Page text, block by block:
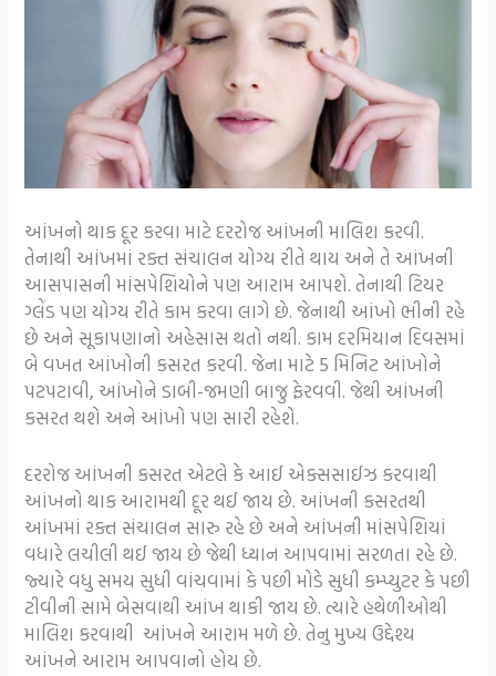
આંખનો થાક દૂર કરવા માટે દરરોજ આંખની માલિશ કરવી.
તેનાથી આંખમાં રક્ત સંચાલન યોગ્ય રીતે થાય અને તે આંખની
આસપાસની માંસપેશિયોને પણ આરામ આપશે. તેનાથી ટિયર
ગ્લેંડ પણ યોગ્ય રીતે કામ કરવા લાગે છે. જેનાથી આંખો ભીની રહે
છે અને સૂકાપણાનો અહેસાસ થતો નથી. કામ દરમિયાન દિવસમાં
બે વખત આંખોની કસરત કરવી. જેના માટે 5 મિનિટ આંખોને
પટપટાવી, આંખોને ડાબી-જમણી બાજુ ફેરવવી. જેથી આંખની
કસરત થશે અને આંખો પણ સારી રહેશે.
દરરોજ આંખની કસરત એટલે કે આઈ એક્સસાઈઝ કરવાથી
આંખનો થાક આરામથી દૂર થઈ જાય છે. આંખની કસરતથી
આંખમાં રક્ત સંચાલન સારુ રહે છે અને આંખની માંસપેશિયાં
વધારે લચીલી થઈ જાય છે જેથી ધ્યાન આપવામાં સરળતા રહે છે.
જ્યારે વધુ સમય સુધી વાંચવામાં કે પછી મોડે સુધી કમ્પ્યુટર કે પછી
ટીવીની સામે બેસવાથી આંખ થાકી જાય છે. ત્યારે હથેળીઓથી
માલિશ કરવાથી આંખને આરામ મળે છે. તેનુ મુખ્ય ઉદ્દેશ્ય
આંખને આરામ આપવાનો હોય છે.